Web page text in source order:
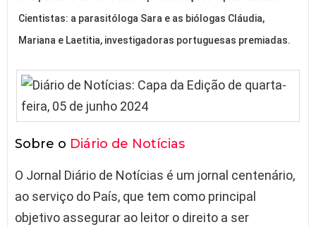
Cientistas: a parasitóloga Sara e as biólogas Cláudia,
Mariana e Laetitia, investigadoras portuguesas premiadas.
Sobre o Diário de Notícias
O Jornal Diário de Notícias é um jornal centenário,
ao serviço do País, que tem como principal
objetivo assegurar ao leitor o direito a ser